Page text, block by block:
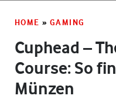
HOME » GAMING
Cuphead –
Course: So
Münzen